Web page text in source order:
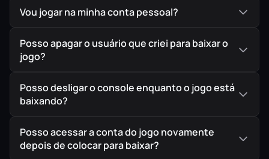
Vou jogar na minha conta pessoal?
Posso apagar o usuário que criei para baixar o
jogo?
Posso desligar o console enquanto o jogo está
baixando?
Posso acessar a conta do jogo novamente
depois de colocar para baixar?